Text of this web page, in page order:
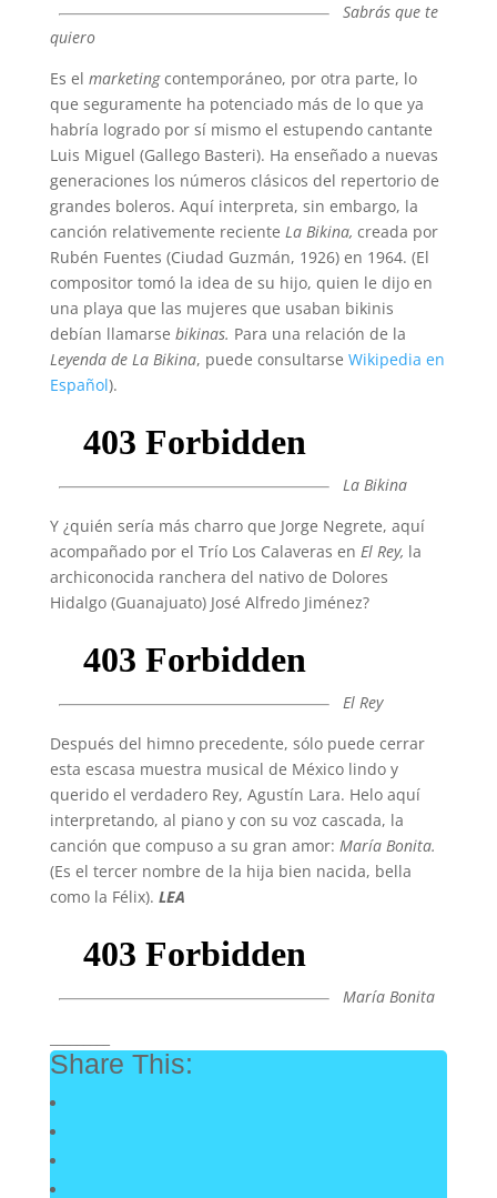
Sabrás que te
quiero
Es el marketingcontemporáneo, por otra parte, lo
que seguramente ha potenciado más de lo que ya
habría logrado por sí mismo el estupendo cantante
Luis Miguel (Gallego Basteri). Ha enseñado a nuevas
generaciones los números clásicos del repertorio de
grandes boleros. Aquí interpreta, sin embargo, la
canción relativemente reciente La Bikina, creada por
Rubén Fuentes (Ciudad Guzmán, 1926) en 1964. (El
compositor tomó la idea de su hijo, quien le dijo en
una playa que las mujeres que usaban bikinis
debían llamarse bikinas. Para una relación de la
Leyenda de La Bikina, puede consultarse Wikipedia en
Español).
La Bikina
Y ¿quién sería más charro que Jorge Negrete, aquí
acompañado por el Trío Los Calaveras en El Rey, la
archiconocida ranchera del nativo de Dolores
Hidalgo (Guanajuato) José Alfredo Jiménez?
El Rey
Después del himno precedente, sólo puede cerrar
esta escasa muestra musical de México lindo y
querido el verdadero Rey, Agustín Lara. Helo aquí
interpretando, al piano y con su voz cascada, la
canción que compuso a su gran amor: María Bonita.
(Es el tercer nombre de la hija bien nacida, bella
como la Félix). LEA
María Bonita
Share This: